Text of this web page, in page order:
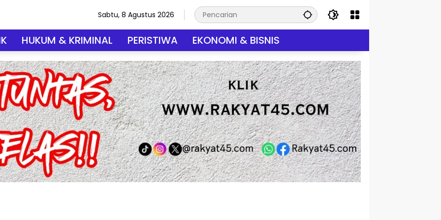
Sabtu, 8 Agustus 2026
HUKUM & KRIMINAL PERISTIWA EKONOMI & BISNIS